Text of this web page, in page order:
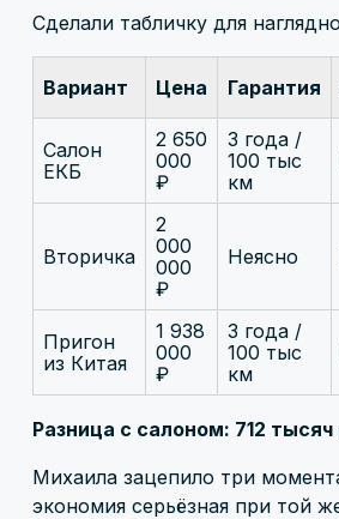
Сделали табличку для
Вариант Цена Гарантия
Салон
ЕКБ
2 650
000
₽
3 года /
100 тыс
км
Вторичка
2
000
000
₽
Неясно
Пригон
из Китая
1 938
000
₽
3 года /
100 тыс
км
Разница с салоном: 712 тысяч
Михаила зацепило три
экономия серьёзная при той